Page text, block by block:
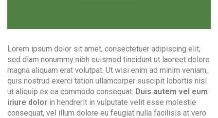
Lorem ipsum dolor sit amet, consectetuer adipiscing elit,
sed diam nonummy nibh euismod tincidunt ut laoreet dolore
magna aliquam erat volutpat. Ut wisi enim ad minim veniam,
quis nostrud exerci tation ullamcorper suscipit lobortis nisl
ut aliquip ex ea commodo consequat. Duis autem vel eum
iriure dolor in hendrerit in vulputate velit esse molestie
consequat, vel illum dolore eu feugiat nulla facilisis at vero